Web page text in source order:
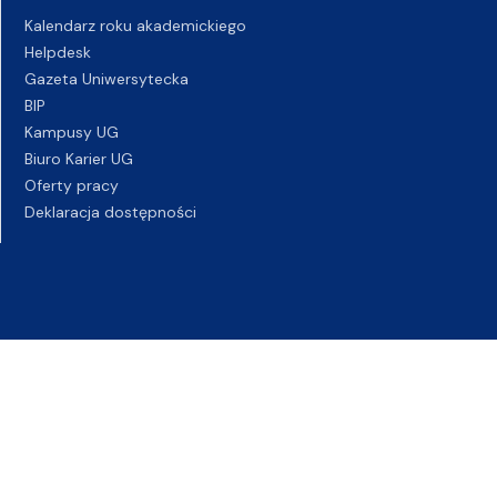
Kalendarz roku akademickiego
Helpdesk
Gazeta Uniwersytecka
BIP
Kampusy UG
Biuro Karier UG
Oferty pracy
Deklaracja dostępności